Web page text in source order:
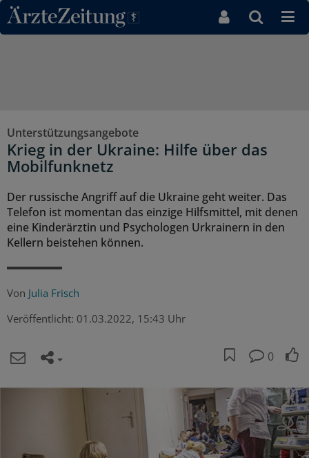
Direkt zum Inhaltsbereich
Unterstützungsangebote
Krieg in der Ukraine: Hilfe über das
Mobilfunknetz
Der russische Angriff auf die Ukraine geht weiter. Das
Telefon ist momentan das einzige Hilfsmittel, mit denen
eine Kinderärztin und Psychologen Urkrainern in den
Kellern beistehen können.
Von Julia Frisch
Veröffentlicht: 01.03.2022, 15:43 Uhr
0